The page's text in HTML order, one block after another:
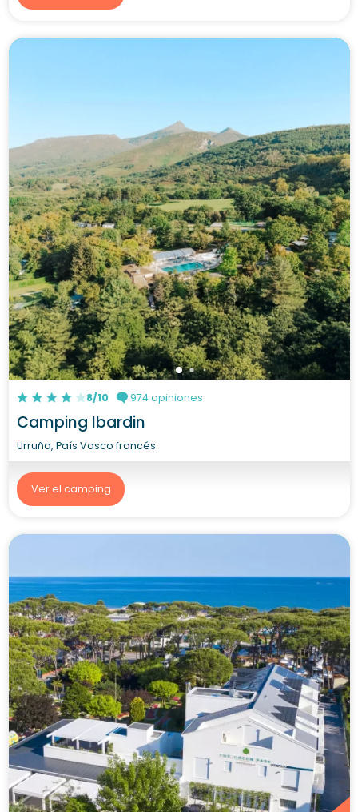
8/10 974 opiniones
Camping Ibardin
Urruña, País Vasco francés
Ver el camping